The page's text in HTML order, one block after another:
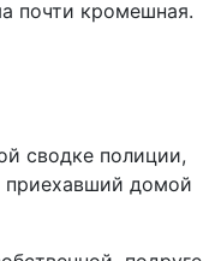
почти кромешная.
сводке полиции,
приехавший домой